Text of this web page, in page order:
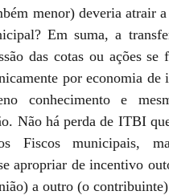
menor) deveria atrair
Em suma, a
das cotas ou ações se
por economia de
conhecimento e
Não há perda de ITBI
Fiscos municipais,
apropriar de incentivo
a outro (o